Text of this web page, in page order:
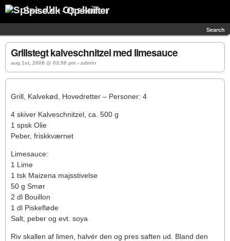
Spise.dk - Opskrifter
Search
Grillstegt kalveschnitzel med limesauce
aug 1st, 2008 @ 03:58 pm › admin
Grill, Kalvekød, Hovedretter – Personer: 4
4 skiver Kalveschnitzel, ca. 500 g
1 spsk Olie
Peber, friskkværnet
Limesauce:
1 Lime
1 tsk Maizena majsstivelse
50 g Smør
2 dl Bouillon
1 dl Piskefløde
Salt, peber og evt. soya
Riv skallen af limen, halvér den og pres saften ud. Bland den